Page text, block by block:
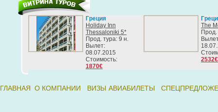
Греция
Holiday Inn
Thessaloniki 5*
Прод. тура: 9 н.
Вылет:
08.07.2015
Стоимость:
1870€
The
Прод.
2532€
ГЛАВНАЯ О КОМПАНИИ ВИЗЫ АВИАБИЛЕТЫ